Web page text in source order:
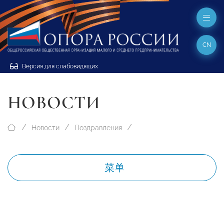
Версия для слабовидящих
CN
НОВОСТИ
Новости Поздравления
菜单